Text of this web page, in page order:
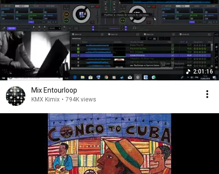
2:01:16
Mix Entourloop
KMX Kimix • 794K views